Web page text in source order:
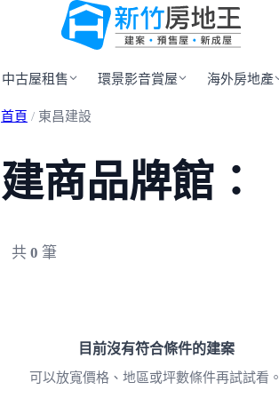
中古屋租售 環景影音賞屋 海外房地產
首頁 / 東昌建設
建商品牌館：
共 0 筆
目前沒有符合條件的建案
可以放寬價格、地區或坪數條件再試試看。